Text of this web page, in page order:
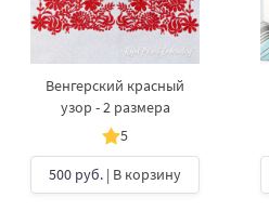
Венгерский красный
узор - 2 размера
5
500 руб. | В корзину